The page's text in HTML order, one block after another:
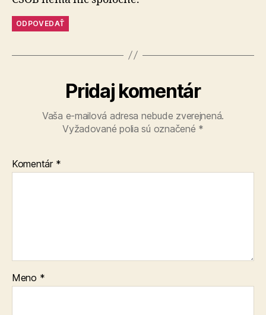
ODPOVEDAŤ
Pridaj komentár
Vaša e-mailová adresa nebude zverejnená.
Vyžadované polia sú označené *
Komentár *
Meno *